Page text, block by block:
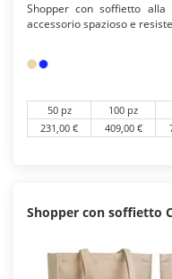
Shopper con soffietto
accessorio spazioso e
50 pz 100 pz
231,00 €
409,00 €
Shopper con soffietto